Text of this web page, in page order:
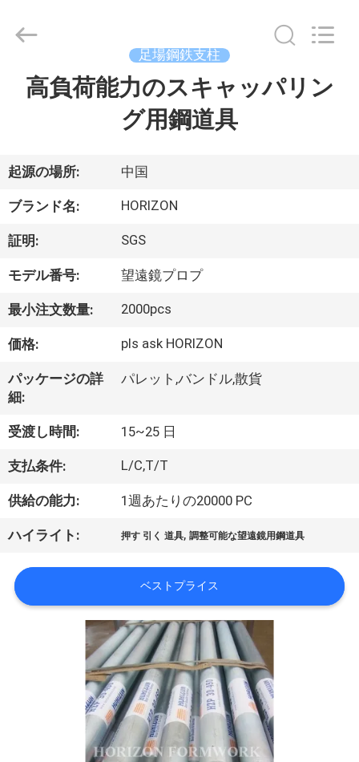
品
私
達
に
い
て
場
旅
行
品
Rights
Reserved.
ECER
足場鋼鉄支柱
高負荷能力のスキャッパリン
グ用鋼道具
起源の場所: 中国
ブランド名: HORIZON
証明: SGS
モデル番号: 望遠鏡プロプ
最小注文数量: 2000pcs
価格: pls ask HORIZON
パッケージの詳
細:
パレット,バンドル,散貨
受渡し時間: 15~25 日
支払条件: L/C,T/T
供給の能力: 1週あたりの20000 PC
ハイライト: 押す 引く 道具,調整可能な望遠鏡用鋼道具
ベストプライス